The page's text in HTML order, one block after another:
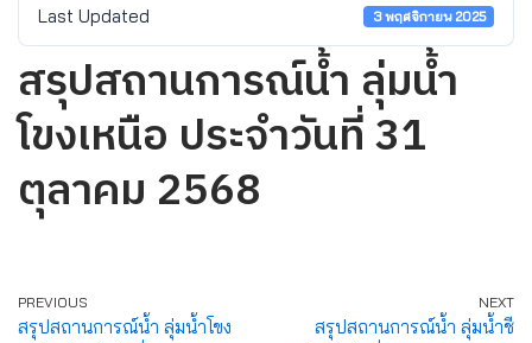
Last Updated 3 พฤศจิกายน 2025
สรุปสถานการณ์น้ำ ลุ่มน้ำ
โขงเหนือ ประจำวันที่ 31
ตุลาคม 2568
PREVIOUS
สรุปสถานการณ์น้ำ ลุ่มน้ำโขง
NEXT
สรุปสถานการณ์น้ำ ลุ่มน้ำชี